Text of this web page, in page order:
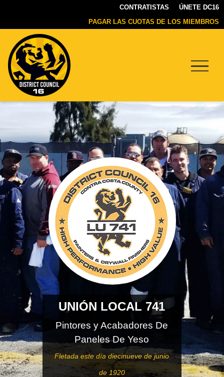
CONTRATISTAS
ÚNETE DC16
PAGAR LAS CUOTAS DE LOS MIEMBROS
DC16
UNION
UNIÓN LOCAL 741
Pintores y Acabadores De
Paneles De Yeso
Fletada este día diecinueve de junio
de 1920